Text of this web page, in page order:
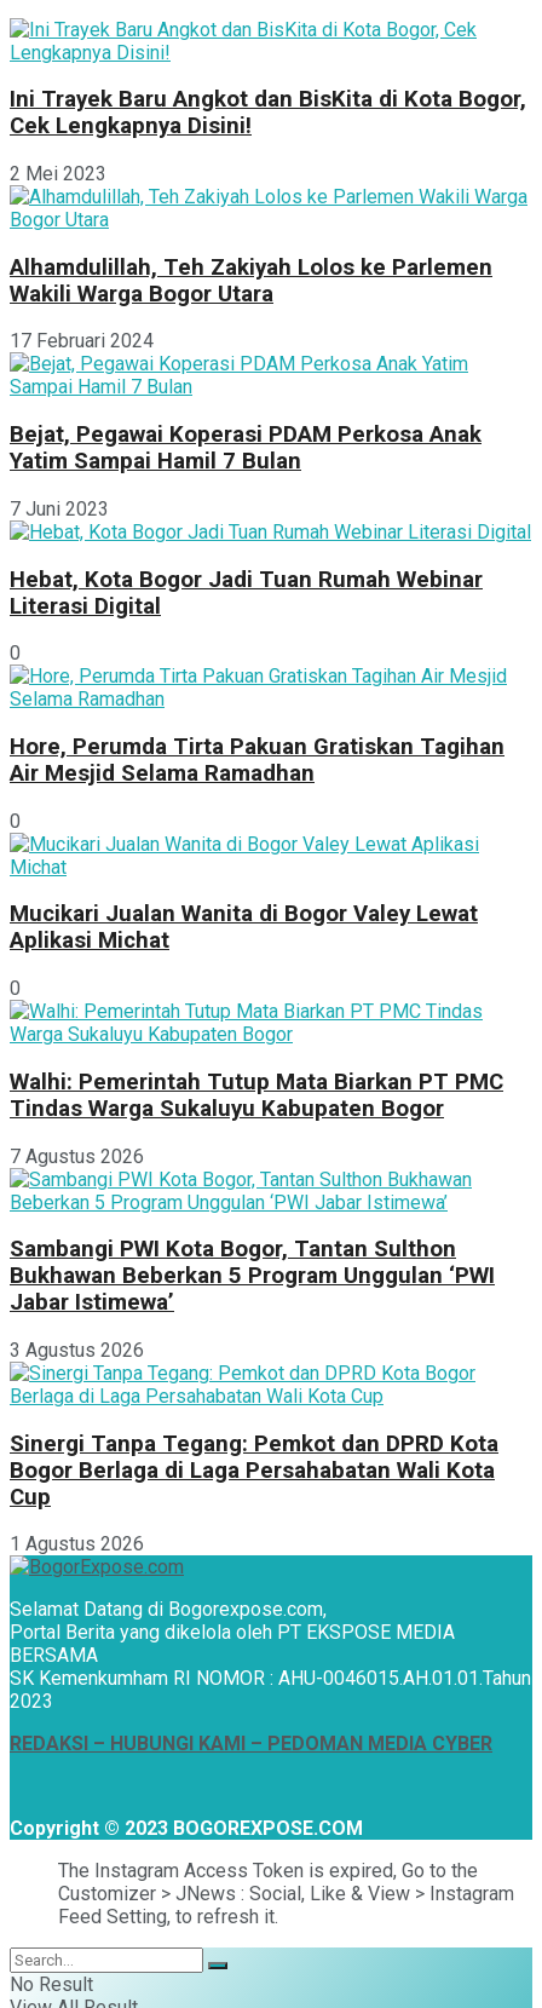
Ini Trayek Baru Angkot dan BisKita di Kota Bogor,
Cek Lengkapnya Disini!
2 Mei 2023
Alhamdulillah, Teh Zakiyah Lolos ke Parlemen
Wakili Warga Bogor Utara
17 Februari 2024
Bejat, Pegawai Koperasi PDAM Perkosa Anak
Yatim Sampai Hamil 7 Bulan
7 Juni 2023
Hebat, Kota Bogor Jadi Tuan Rumah Webinar
Literasi Digital
0
Hore, Perumda Tirta Pakuan Gratiskan Tagihan
Air Mesjid Selama Ramadhan
0
Mucikari Jualan Wanita di Bogor Valey Lewat
Aplikasi Michat
0
Walhi: Pemerintah Tutup Mata Biarkan PT PMC
Tindas Warga Sukaluyu Kabupaten Bogor
7 Agustus 2026
Sambangi PWI Kota Bogor, Tantan Sulthon
Bukhawan Beberkan 5 Program Unggulan ‘PWI
Jabar Istimewa’
3 Agustus 2026
Sinergi Tanpa Tegang: Pemkot dan DPRD Kota
Bogor Berlaga di Laga Persahabatan Wali Kota
Cup
1 Agustus 2026
Selamat Datang di Bogorexpose.com,
Portal Berita yang dikelola oleh PT EKSPOSE MEDIA
BERSAMA
SK Kemenkumham RI NOMOR : AHU-0046015.AH.01.01.Tahun
2023
REDAKSI – HUBUNGI KAMI – PEDOMAN MEDIA CYBER
Copyright © 2023 BOGOREXPOSE.COM
The Instagram Access Token is expired, Go to the
Customizer > JNews : Social, Like & View > Instagram
Feed Setting, to refresh it.
No Result